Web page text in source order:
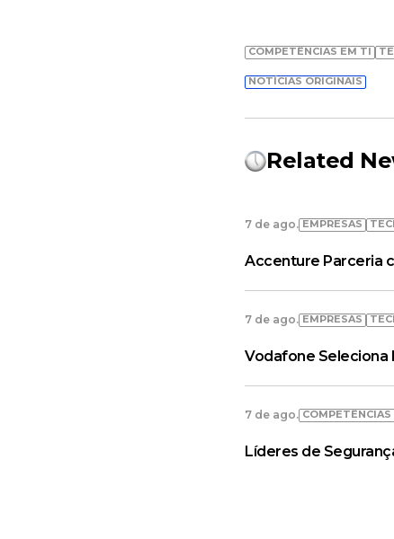
COMPETÊNCIAS EM TI
NOTÍCIAS ORIGINAIS
Related
7 de ago. EMPRESAS
Accenture Parceria
7 de ago. EMPRESAS
Vodafone Seleciona
7 de ago.
Líderes de